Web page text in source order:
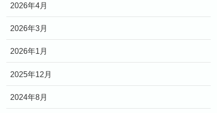
2026年4月
2026年3月
2026年1月
2025年12月
2024年8月